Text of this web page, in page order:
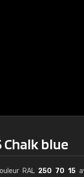
Chalk blue
RAL 250 70 15